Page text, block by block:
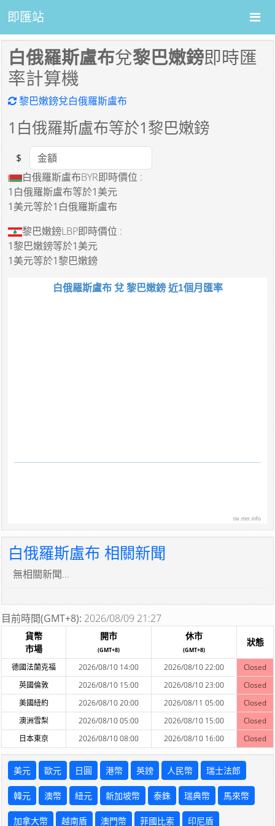
即匯站
白俄羅斯盧布兌黎巴嫩鎊即時匯
率計算機
黎巴嫩鎊兌白俄羅斯盧布
1 白俄羅斯盧布等於1黎巴嫩鎊
Amount
$
白俄羅斯盧布BYR即時價位 :
1白俄羅斯盧布等於1美元
1美元等於1白俄羅斯盧布
黎巴嫩鎊LBP即時價位 :
1黎巴嫩鎊等於1美元
1美元等於1黎巴嫩鎊
白俄羅斯盧布 兌 黎巴嫩鎊 近1個月匯率
tw.rter.info
白俄羅斯盧布 相關新聞
無相關新聞...
目前時間(GMT+8): 2026/08/09 21:27
貨幣
市場
開市
(GMT+8)
休市
(GMT+8)
狀態
德國法蘭克福 2026/08/10 14:00 2026/08/10 22:00
Closed
英國倫敦
2026/08/10 15:00 2026/08/10 23:00
Closed
美國紐約
2026/08/10 20:00 2026/08/11 05:00
Closed
澳洲雪梨
2026/08/10 05:00 2026/08/10 15:00
Closed
日本東京
2026/08/10 08:00 2026/08/10 16:00 Closed
美元 歐元 日圓 港幣 英鎊 人民幣 瑞士法郎
韓元 澳幣 紐元 新加坡幣 泰銖 瑞典幣 馬來幣
加拿大幣 越南盾 澳門幣 菲國比索 印尼盾